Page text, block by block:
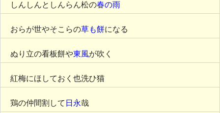
しんしんとしんらん松の春の雨
おらが世やそこらの草も餅になる
ぬり立の看板餅や東風が吹く
紅梅にほしておく也洗ひ猫
鶏の仲間割して 日永哉